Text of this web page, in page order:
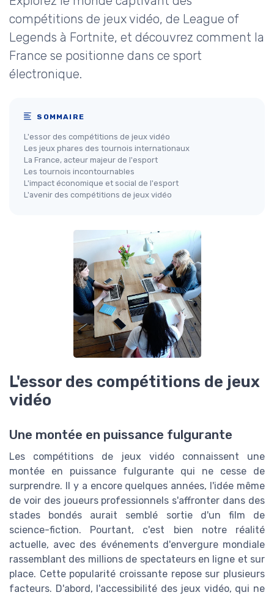
compétitions de jeux vidéo, de League of
Legends à Fortnite, et découvrez comment la
France se positionne dans ce sport
électronique.
SOMMAIRE
L'essor des compétitions de jeux vidéo
Les jeux phares des tournois internationaux
La France, acteur majeur de l'esport
Les tournois incontournables
L'impact économique et social de l'esport
L'avenir des compétitions de jeux vidéo
L'essor des compétitions de jeux
vidéo
Une montée en puissance fulgurante
Les compétitions de jeux vidéo connaissent une
montée en puissance fulgurante qui ne cesse de
surprendre. Il y a encore quelques années, l'idée même
de voir des joueurs professionnels s'affronter dans des
stades bondés aurait semblé sortie d'un film de
science-fiction. Pourtant, c'est bien notre réalité
actuelle, avec des événements d'envergure mondiale
rassemblant des millions de spectateurs en ligne et sur
place. Cette popularité croissante repose sur plusieurs
facteurs. D'abord, l'accessibilité des jeux vidéo, qui ne